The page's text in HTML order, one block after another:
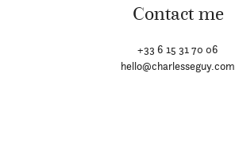
Contact me
+33 6 15 31 70 06
hello@charlesseguy.com